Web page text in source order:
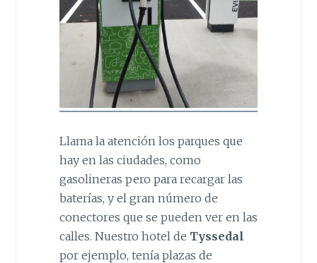
Llama la atención los parques que
hay en las ciudades, como
gasolineras pero para recargar las
baterías, y el gran número de
conectores que se pueden ver en las
calles. Nuestro hotel de Tyssedal
por ejemplo, tenía plazas de